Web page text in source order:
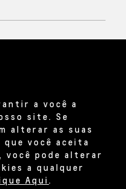
a você a
site. Se
alterar as suas
você aceita
você pode alterar
a qualquer
Aqui.